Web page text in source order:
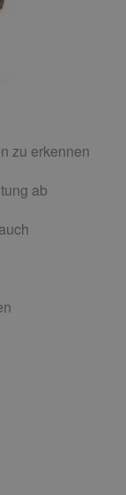
zu erkennen
ab